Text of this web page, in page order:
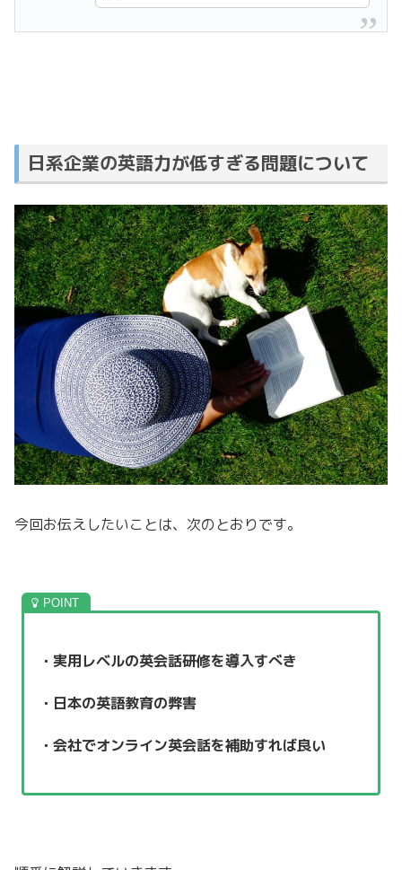
日系企業の英語力が低すぎる問題について
今回お伝えしたいことは、次のとおりです。
・実用レベルの英会話研修を導入すべき
・日本の英語教育の弊害
・会社でオンライン英会話を補助すれば良い